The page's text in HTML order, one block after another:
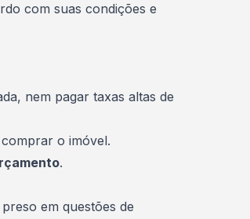
com suas condições e
nem pagar taxas altas de
o imóvel.
.
em questões de